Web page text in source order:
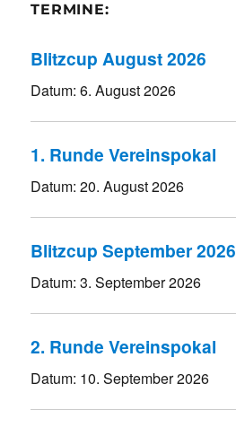
TERMINE:
Blitzcup August 2026
Datum:6. August 2026
1. Runde Vereinspokal
Datum:20. August 2026
Blitzcup September 2026
Datum:3. September 2026
2. Runde Vereinspokal
Datum: 10. September 2026